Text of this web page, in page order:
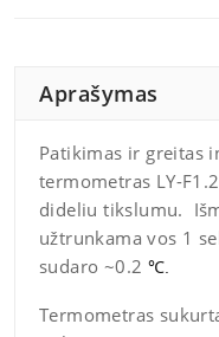
Aprašymas
Patikimas ir greitas
termometras LY-
dideliu tikslumu.
užtrunkama vos 1
sudaro ~0.2 ℃.
Termometras